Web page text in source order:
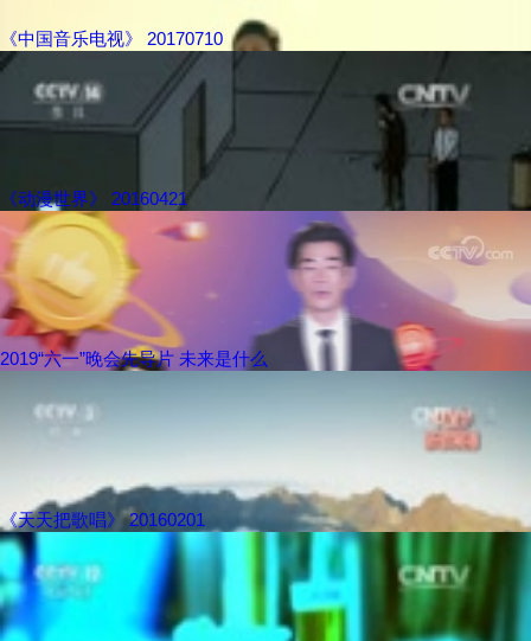
《中国音乐电视》 20170710
《动漫世界》 20160421
2019“六一”晚会先导片 未来是什么
《天天把歌唱》 20160201